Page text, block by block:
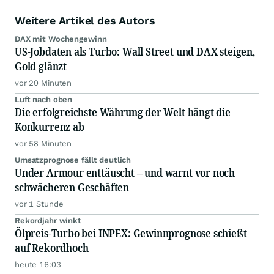
Weitere Artikel des Autors
DAX mit Wochengewinn
US-Jobdaten als Turbo: Wall Street und DAX steigen,
Gold glänzt
vor 20 Minuten
Luft nach oben
Die erfolgreichste Währung der Welt hängt die
Konkurrenz ab
vor 58 Minuten
Umsatzprognose fällt deutlich
Under Armour enttäuscht – und warnt vor noch
schwächeren Geschäften
vor 1 Stunde
Rekordjahr winkt
Ölpreis-Turbo bei INPEX: Gewinnprognose schießt
auf Rekordhoch
heute 16:03